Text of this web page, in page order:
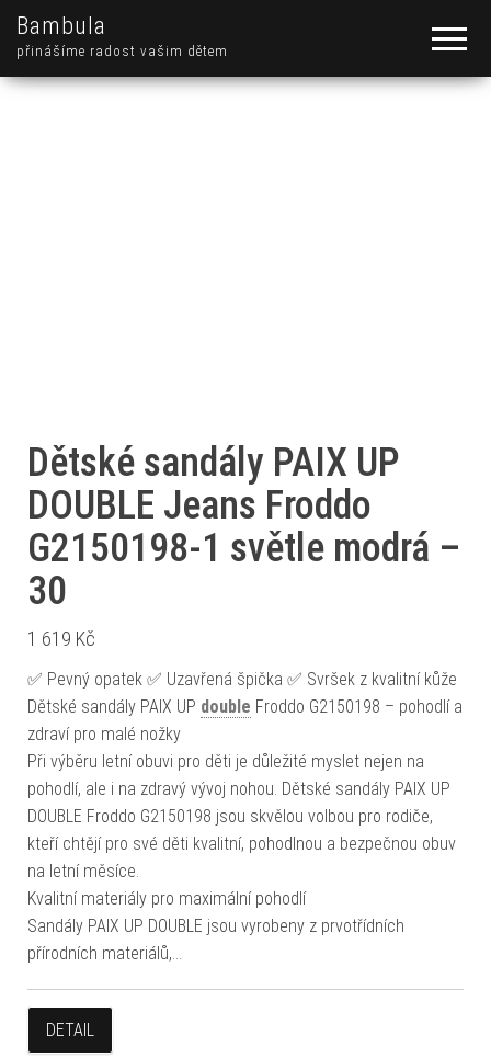
Bambula
přinášíme radost vašim dětem
Dětské sandály PAIX UP
DOUBLE Jeans Froddo
G2150198-1 světle modrá –
30
1 619 Kč
✅ Pevný opatek ✅ Uzavřená špička ✅ Svršek z kvalitní kůže
Dětské sandály PAIX UP double Froddo G2150198 – pohodlí a
zdraví pro malé nožky
Při výběru letní obuvi pro děti je důležité myslet nejen na
pohodlí, ale i na zdravý vývoj nohou. Dětské sandály PAIX UP
DOUBLE Froddo G2150198 jsou skvělou volbou pro rodiče,
kteří chtějí pro své děti kvalitní, pohodlnou a bezpečnou obuv
na letní měsíce.
Kvalitní materiály pro maximální pohodlí
Sandály PAIX UP DOUBLE jsou vyrobeny z prvotřídních
přírodních materiálů,…
DETAIL